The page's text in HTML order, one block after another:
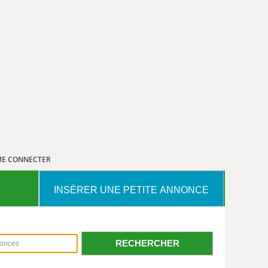
CONNECTER
INSÉRER UNE PETITE ANNONCE
RECHERCHER